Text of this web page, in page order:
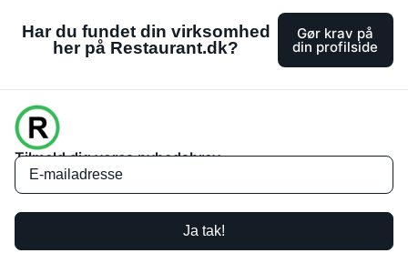
Har du fundet din virksomhed
her på Restaurant.dk?
Gør krav på
din profilside
Tilmeld dig vores nyhedsbrev
Ja tak!